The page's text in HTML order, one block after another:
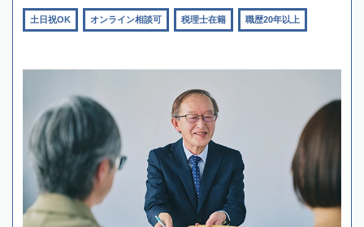
土日祝OK オンライン相談可 税理士在籍 職歴20年以上